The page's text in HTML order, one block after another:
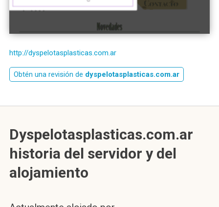
http://dyspelotasplasticas.com.ar
Obtén una revisión de dyspelotasplasticas.com.ar
Dyspelotasplasticas.com.ar
historia del servidor y del
alojamiento